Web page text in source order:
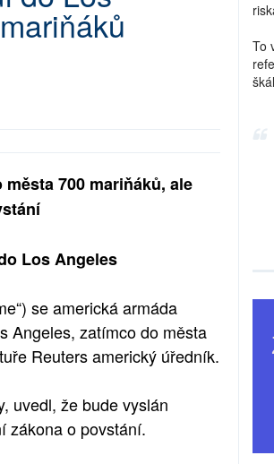
700 mariňáků, ale
Los Angeles
se americká armáda
Angeles, zatímco do města
Reuters americký úředník.
uvedl, že bude vyslán
zákona o povstání.
To